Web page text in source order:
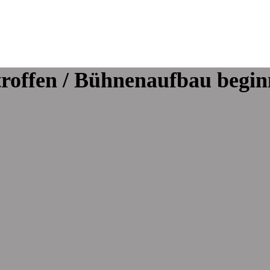
/ Bühnenaufbau